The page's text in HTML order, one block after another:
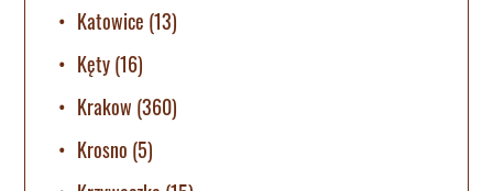
Katowice (13)
Kęty(16)
Krakow (360)
Krosno (5)